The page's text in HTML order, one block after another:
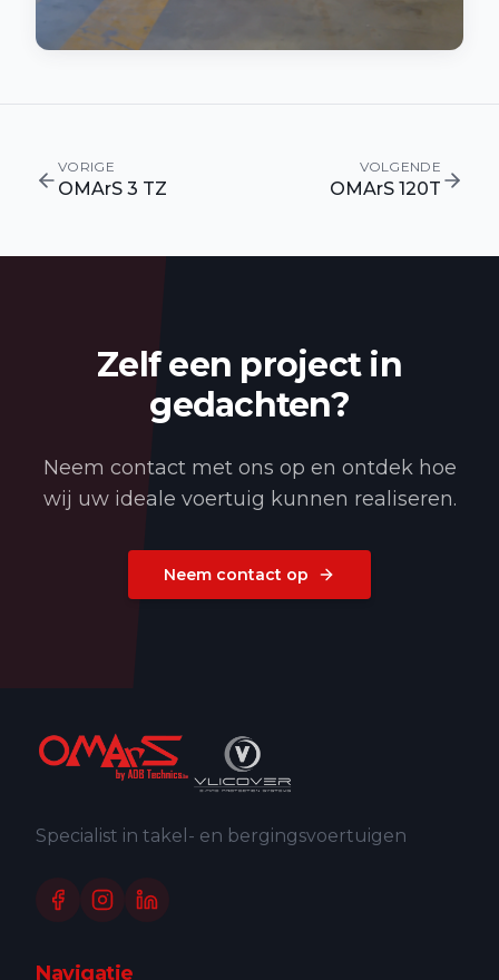
VORIGE
OMArS 3 TZ
VOLGENDE
OMArS 120T
Zelf een project in
gedachten?
Neem contact met ons op en ontdek hoe
wij uw ideale voertuig kunnen realiseren.
Neem contact op
Specialist in takel- en bergingsvoertuigen
Navigatie